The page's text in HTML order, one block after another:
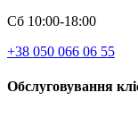
Сб 10:00-18:00
+38 050 066 06 55
Обслуговування